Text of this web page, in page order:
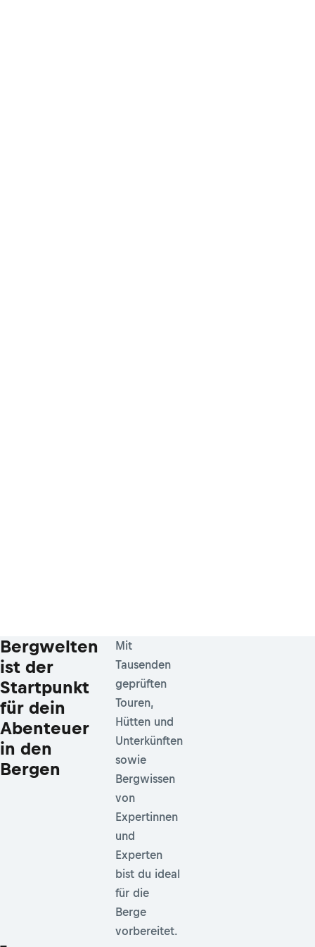
Bergwelten
ist der
Startpunkt
für dein
Abenteuer
in den
Bergen
Mit
Tausenden
geprüften
Touren,
Hütten und
Unterkünften
sowie
Bergwissen
von
Expertinnen
und
Experten
bist du ideal
für die
Berge
vorbereitet.